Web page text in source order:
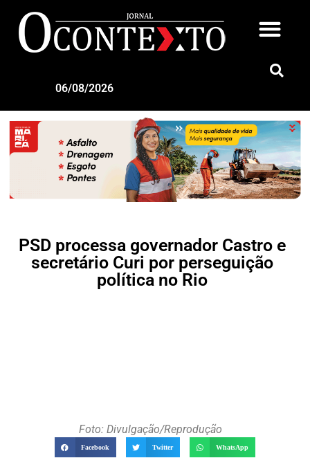
06/08/2026
PSD processa governador Castro e
secretário Curi por perseguição
política no Rio
Foto: Divulgação/Reprodução
Facebook Twitter WhatsApp